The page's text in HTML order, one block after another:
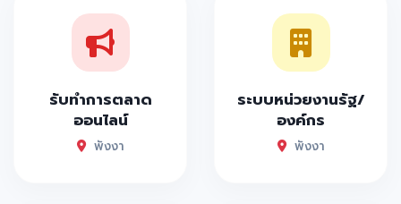
รับทำการตลาด
ออนไลน์
พังงา
ระบบหน่วยงานรัฐ/
องค์กร
พังงา